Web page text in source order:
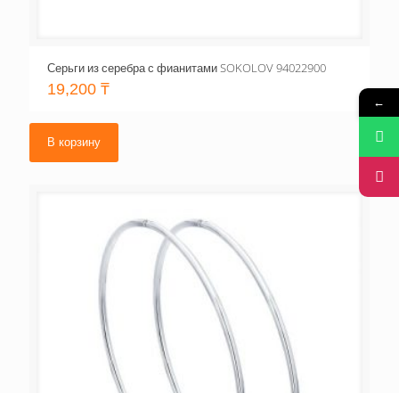
Серьги из серебра с фианитами SOKOLOV 94022900
19,200 ₸
В корзину
←